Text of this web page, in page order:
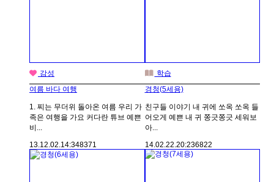
감성
여름 바다 여행
1. 찌는 무더위 돌아온 여름 우리 가
족은 여행을 가요 커다란 튜브 예쁜
비...
13.12.02. 14:348371
학습
경청(5세용)
친구들 이야기 내 귀에 쏘옥 쏘옥 들
어오게 예쁜 내 귀 쫑긋쫑긋 세워보
아...
14.02.22. 20:236822